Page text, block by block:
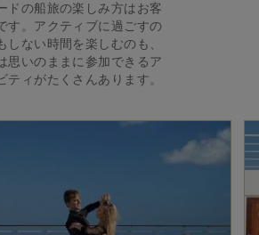
ドの船旅の楽しみ方はお客
す。アクティブに過ごすの
しない時間を楽しむのも、
思いのままに参加できるア
ティがたくさんあります。